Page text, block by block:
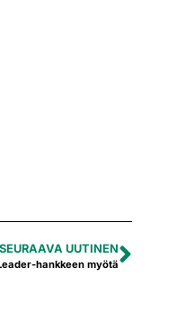
SEURAAVA UUTINEN
hankkeen myötä